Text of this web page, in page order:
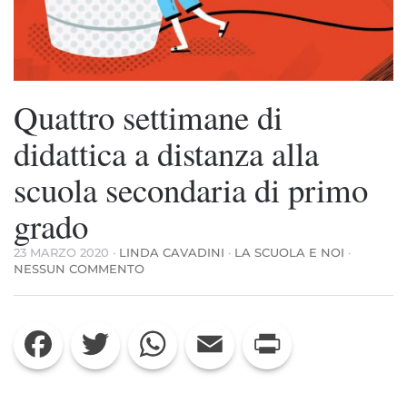
Quattro settimane di
didattica a distanza alla
scuola secondaria di primo
grado
23 MARZO 2020 · LINDA CAVADINI · LA SCUOLA E NOI ·
NESSUN COMMENTOSU
SETTIMANE
DIDATTICA
A
DISTANZA
Facebook Twitter WhatsApp Email